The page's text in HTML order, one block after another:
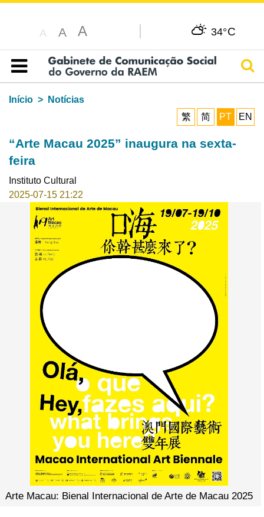
A A A 34°C
Índice
Início
Notícias
繁
简 PT EN
“Arte Macau 2025” inaugura na sexta-
feira
Instituto Cultural
2025-07-15 21:22
Arte Macau: Bienal Internacional de Arte de Macau 2025